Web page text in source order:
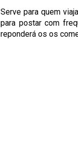
Serve para quem
para postar com
reponderá os os